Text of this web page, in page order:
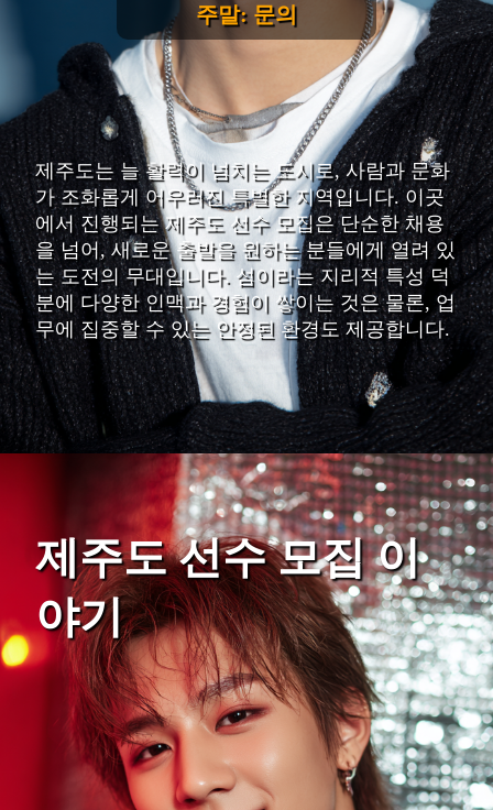
주말: 문의
제주도는 늘 활력이 넘치는 도시로, 사람과 문화
가 조화롭게 어우러진 특별한 지역입니다. 이곳
에서 진행되는 제주도 선수 모집은 단순한 채용
을 넘어, 새로운 출발을 원하는 분들에게 열려 있
는 도전의 무대입니다. 섬이라는 지리적 특성 덕
분에 다양한 인맥과 경험이 쌓이는 것은 물론, 업
무에 집중할 수 있는 안정된 환경도 제공합니다.
제주도 선수 모집 이
야기